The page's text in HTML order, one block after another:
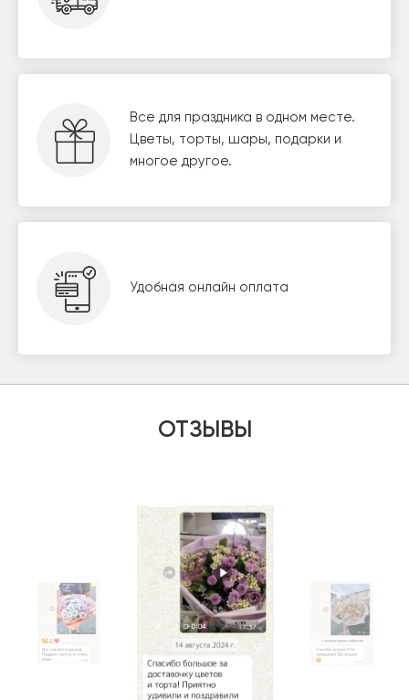
Все для праздника в одном месте.
Цветы, торты, шары, подарки и
многое другое.
Удобная онлайн оплата
ОТЗЫВЫ